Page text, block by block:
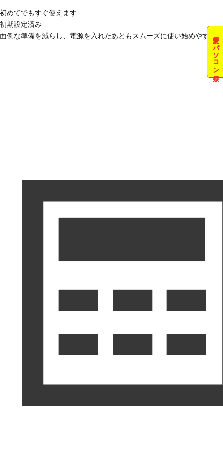
夏のパソコン祭
初めてでもすぐ使えます
初期設定済み
面倒な準備を減らし、電源を入れたあともスムーズに使い始めやすい